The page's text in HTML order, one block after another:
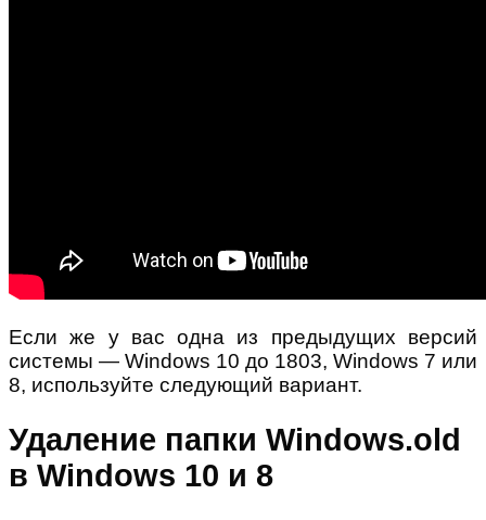
Если же у вас одна из предыдущих версий
системы — Windows 10 до 1803, Windows 7 или
8, используйте следующий вариант.
Удаление папки Windows.old
в Windows 10 и 8